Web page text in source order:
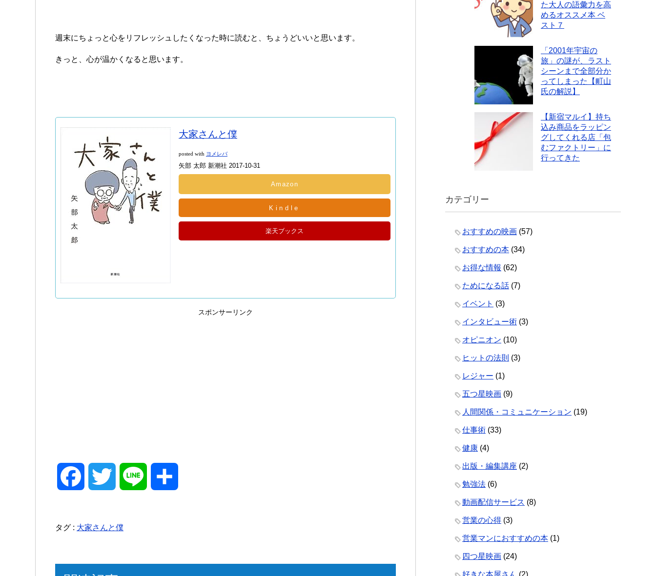
週末にちょっと心をリフレッシュしたくなった時に読むと、ちょうどいいと思います。
きっと、心が温かくなると思います。
大家さんと僕
posted with ヨメレバ
矢部 太郎 新潮社 2017-10-31
Amazon
Kindle
楽天ブックス
スポンサーリンク
c i
タグ : 大家さんと僕
た大人の語彙力を高
めるオススメ本 ベ
スト７
「2001年宇宙の
旅」の謎が、ラスト
シーンまで全部分か
ってしまった【町山
氏の解説】
【新宿マルイ】持ち
込み商品をラッピン
グしてくれる店「包
むファクトリー」に
行ってきた
カテゴリー
おすすめの映画 (57)
おすすめの本 (34)
お得な情報 (62)
ためになる話 (7)
イベント (3)
インタビュー術 (3)
オピニオン (10)
ヒットの法則 (3)
レジャー (1)
五つ星映画 (9)
人間関係・コミュニケーション (19)
仕事術 (33)
健康 (4)
出版・編集講座 (2)
勉強法 (6)
動画配信サービス (8)
営業の心得 (3)
営業マンにおすすめの本 (1)
四つ星映画 (24)
好きな本屋さん (2)